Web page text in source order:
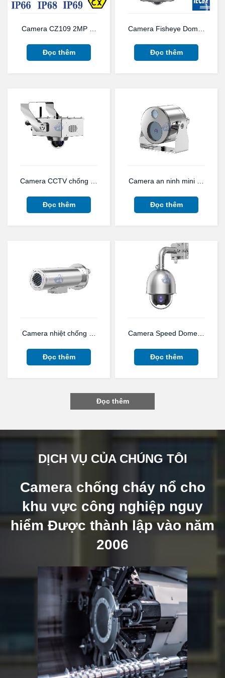
Camera CZ109 2MP ống kính Vari-focal chống cháy nổ chống
Đọc thêm
Camera Fisheye Dome cố
Đọc thêm
Camera CCTV chống cháy nổ KBA12Q Series cho khai thác
Đọc thêm
Camera an ninh mini chống
Đọc thêm
Camera nhiệt chống ăn mòn bằng thép không gỉ cho CCTV tàu
Đọc thêm
Camera Speed ​​Dome PTZ
Đọc thêm
Đọc thêm
DỊCH VỤ CỦA CHÚNG TÔI
Camera chống cháy nổ cho
khu vực công nghiệp nguy
hiểm Được thành lập vào năm
2006